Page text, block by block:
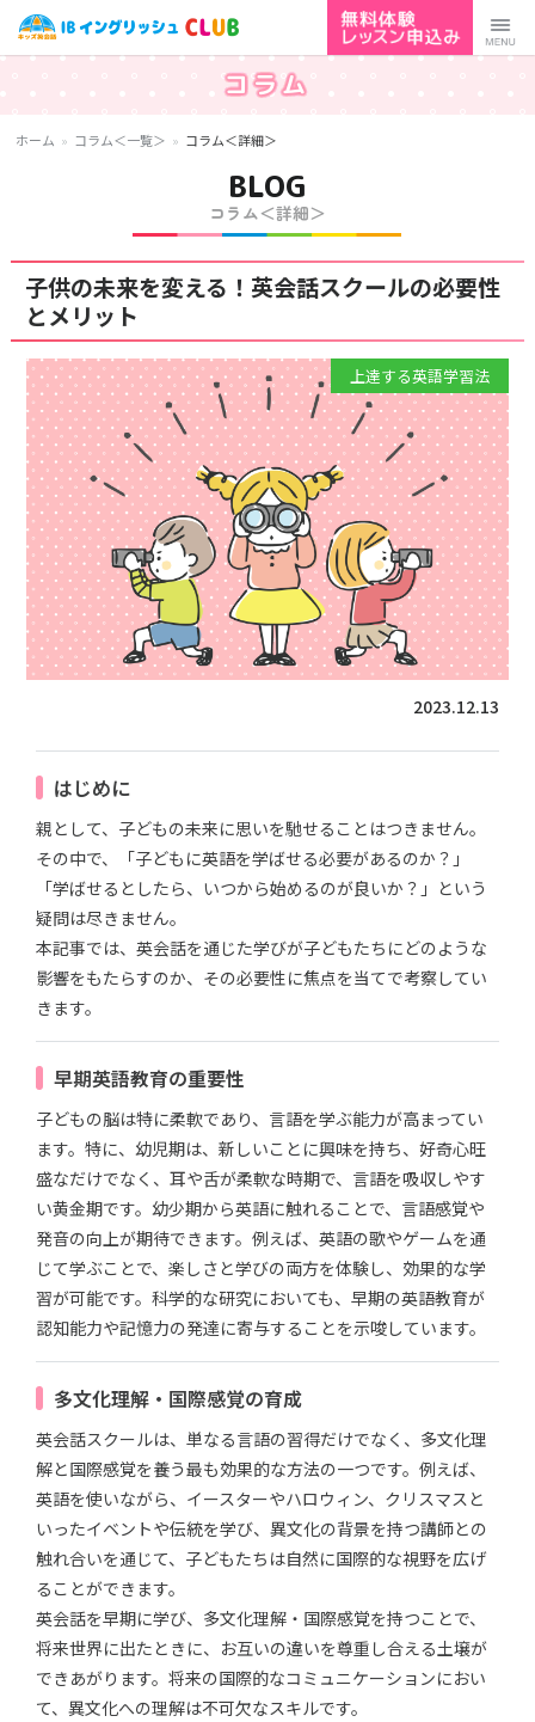
幼児・小学生向けの子どコラム
ホーム » コラム＜一覧＞ » コラム＜詳細＞
BLOG
コラム＜詳細＞
子供の未来を変える！英会話スクールの必要性
とメリット
上達する英語学習法
2023.12.13
はじめに
親として、子どもの未来に思いを馳せることはつきません。
その中で、「子どもに英語を学ばせる必要があるのか？」
「学ばせるとしたら、いつから始めるのが良いか？」という
疑問は尽きません。
本記事では、英会話を通じた学びが子どもたちにどのような
影響をもたらすのか、その必要性に焦点を当てで考察してい
きます。
早期英語教育の重要性
子どもの脳は特に柔軟であり、言語を学ぶ能力が高まってい
ます。特に、幼児期は、新しいことに興味を持ち、好奇心旺
盛なだけでなく、耳や舌が柔軟な時期で、言語を吸収しやす
い黄金期です。幼少期から英語に触れることで、言語感覚や
発音の向上が期待できます。例えば、英語の歌やゲームを通
じて学ぶことで、楽しさと学びの両方を体験し、効果的な学
習が可能です。科学的な研究においても、早期の英語教育が
認知能力や記憶力の発達に寄与することを示唆しています。
多文化理解・国際感覚の育成
英会話スクールは、単なる言語の習得だけでなく、多文化理
解と国際感覚を養う最も効果的な方法の一つです。例えば、
英語を使いながら、イースターやハロウィン、クリスマスと
いったイベントや伝統を学び、異文化の背景を持つ講師との
触れ合いを通じて、子どもたちは自然に国際的な視野を広げ
ることができます。
英会話を早期に学び、多文化理解・国際感覚を持つことで、
将来世界に出たときに、お互いの違いを尊重し合える土壌が
できあがります。将来の国際的なコミュニケーションにおい
て、異文化への理解は不可欠なスキルです。